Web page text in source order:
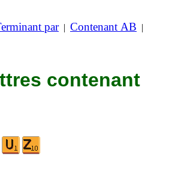
par| Contenant AB |
contenant